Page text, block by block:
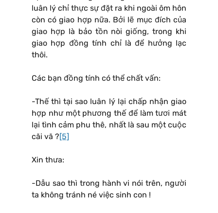
luân lý chỉ thực sự đặt ra khi ngoài ôm hôn
còn có giao hợp nữa. Bởi lẽ mục đích của
giao hợp là bảo tồn nòi giống, trong khi
giao hợp đồng tính chỉ là để hưởng lạc
thôi.
Các bạn đồng tính có thể chất vấn:
-Thế thì tại sao luân lý lại chấp nhận giao
hợp như một phương thế để làm tươi mát
lại tình cảm phu thê, nhất là sau một cuộc
cãi vã ?[5]
Xin thưa:
-Dẫu sao thì trong hành vi nói trên, người
ta không tránh né việc sinh con !